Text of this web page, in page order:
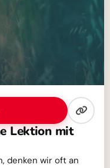
Lektion mit
denken wir oft an